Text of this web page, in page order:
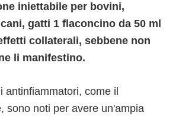
iniettabile per bovini,
gatti 1 flaconcino da 50 ml
collaterali, sebbene non
li manifestino.
antinfiammatori, come il
sono noti per avere un'ampia